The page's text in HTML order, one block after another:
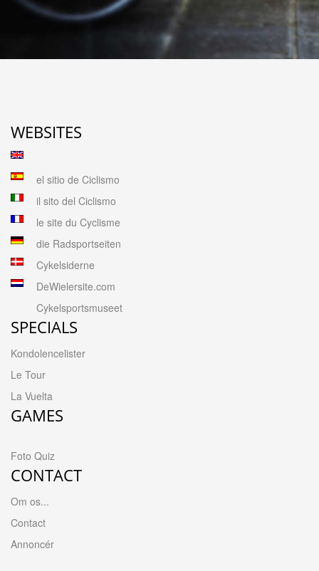
WEBSITES
el sitio de Ciclismo
il sito del Ciclismo
le site du Cyclisme
die Radsportseiten
Cykelsiderne
DeWielersite.com
Cykelsportsmuseet
SPECIALS
Kondolencelister
Le Tour
La Vuelta
GAMES
Foto Quiz
CONTACT
Om os...
Contact
Annoncér